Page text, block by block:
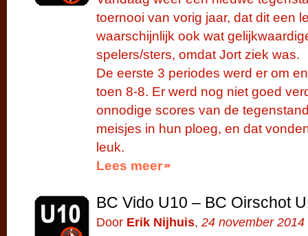
toernooi van vorig jaar, dat dit een
waarschijnlijk ook wat
spelers/sters, omdat Jort ziek was.
De eerste 3 periodes werd er om
toen 8-8. Er werd nog niet goed
onnodige scores van de
meisjes in hun ploeg, en dat
leuk.
Lees meer
BC Vido U10 – BC Oirschot
Door Erik Nijhuis, 24 november 2014